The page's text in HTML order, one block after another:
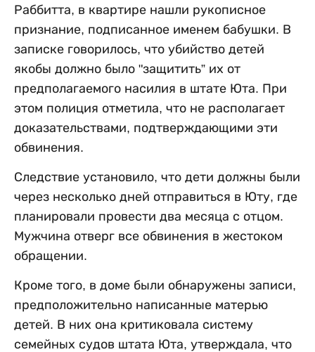
Раббитта, в квартире нашли рукописное
признание, подписанное именем бабушки. В
записке говорилось, что убийство детей
якобы должно было "защитить” их от
предполагаемого насилия в штате Юта. При
этом полиция отметила, что не располагает
доказательствами, подтверждающими эти
обвинения.
Следствие установило, что дети должны были
через несколько дней отправиться в Юту, где
планировали провести два месяца с отцом.
Мужчина отверг все обвинения в жестоком
обращении.
Кроме того, в доме были обнаружены записи,
предположительно написанные матерью
детей. В них она критиковала систему
семейных судов штата Юта, утверждала, что